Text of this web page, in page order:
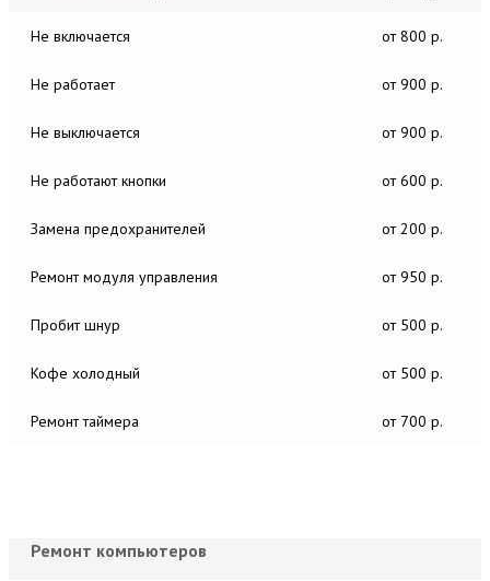
Не включается от 800 р.
Не работает от 900 р.
Не выключается от 900 р.
Не работают кнопки от 600 р.
Замена предохранителей от 200 р.
Ремонт модуля управления от 950 р.
Пробит шнур от 500 р.
Кофе холодный от 500 р.
Ремонт таймера от 700 р.
Ремонт компьютеров